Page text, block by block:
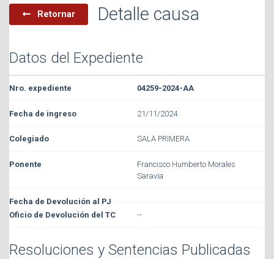
Retornar Detalle causa
Datos del Expediente
04259-2024-AA
21/11/2024
SALA PRIMERA
Francisco Humberto Morales
Saravia
--
Resoluciones y Sentencias Publicadas